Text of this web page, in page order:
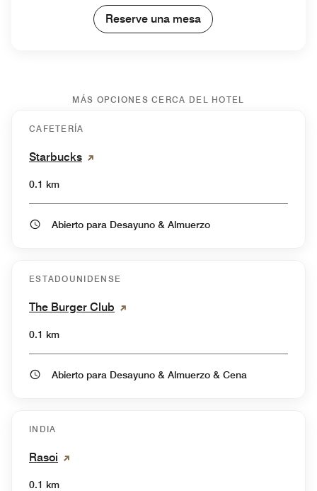
Reserve una mesa
MÁS OPCIONES CERCA DEL HOTEL
CAFETERÍA
Starbucks
0.1 km
Abierto para Desayuno & Almuerzo
ESTADOUNIDENSE
The Burger Club
0.1 km
Abierto para Desayuno & Almuerzo & Cena
INDIA
Rasoi
0.1 km